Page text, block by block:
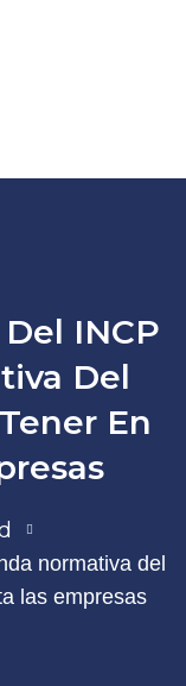
INCP
Del
En
normativa del
las empresas